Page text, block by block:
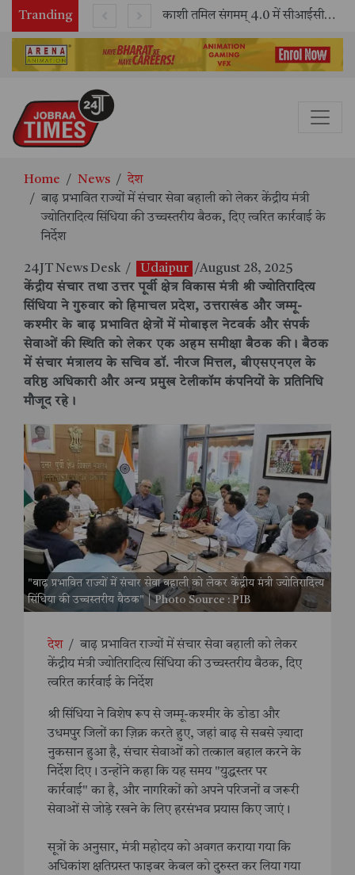
Tranding काशी तमिल संगमम् 4.0 में सीआईसीटी का स्टॉल बना तमिल भाषा और संस्कृति का केंद्र, ‘तमिल करकलाम’ से सीखना हुआ सरल
Home News
देश
बाढ़ प्रभावित राज्यों में संचार सेवा बहाली को लेकर केंद्रीय मंत्री
ज्योतिरादित्य सिंधिया की उच्चस्तरीय बैठक, दिए त्वरित कार्रवाई के
निर्देश
24JT News Desk / Udaipur /August 28, 2025
केंद्रीय संचार तथा उत्तर पूर्वी क्षेत्र विकास मंत्री श्री ज्योतिरादित्य
सिंधिया ने गुरुवार को हिमाचल प्रदेश, उत्तराखंड और जम्मू-
कश्मीर के बाढ़ प्रभावित क्षेत्रों में मोबाइल नेटवर्क और संपर्क
सेवाओं की स्थिति को लेकर एक अहम समीक्षा बैठक की। बैठक
में संचार मंत्रालय के सचिव डॉ. नीरज मित्तल, बीएसएनएल के
वरिष्ठ अधिकारी और अन्य प्रमुख टेलीकॉम कंपनियों के प्रतिनिधि
मौजूद रहे।
"बाढ़ प्रभावित राज्यों में संचार सेवा बहाली को लेकर केंद्रीय मंत्री ज्योतिरादित्य
सिंधिया की उच्चस्तरीय बैठक" | Photo Source : PIB
देश / बाढ़ प्रभावित राज्यों में संचार सेवा बहाली को लेकर
केंद्रीय मंत्री ज्योतिरादित्य सिंधिया की उच्चस्तरीय बैठक, दिए
त्वरित कार्रवाई के निर्देश
श्री सिंधिया ने विशेष रूप से जम्मू-कश्मीर के डोडा और
उधमपुर जिलों का ज़िक्र करते हुए, जहां बाढ़ से सबसे ज़्यादा
नुकसान हुआ है, संचार सेवाओं को तत्काल बहाल करने के
निर्देश दिए। उन्होंने कहा कि यह समय "युद्धस्तर पर
कार्रवाई" का है, और नागरिकों को अपने परिजनों व जरूरी
सेवाओं से जोड़े रखने के लिए हरसंभव प्रयास किए जाएं।
सूत्रों के अनुसार, मंत्री महोदय को अवगत कराया गया कि
अधिकांश क्षतिग्रस्त फाइबर केबल को दुरुस्त कर लिया गया